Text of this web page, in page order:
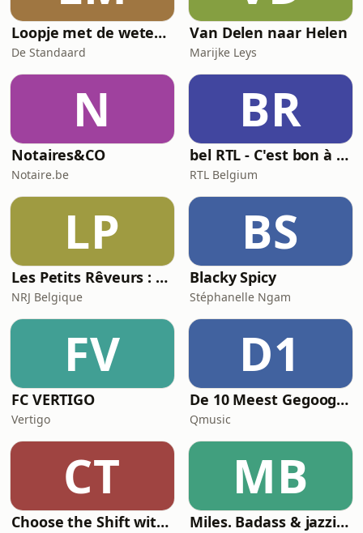
Loopje met de wetenschap
De Standaard
Van Delen naar Helen
Marijke Leys
N
Notaires&CO
Notaire.be
BR
bel RTL - C'est bon à savoir
RTL Belgium
LP
Les Petits Rêveurs : histoires et aventures pour enfants
NRJ Belgique
BS
Blacky Spicy
Stéphanelle Ngam
FV
FC VERTIGO
Vertigo
D1
De 10 Meest Gegoogelde Vragen Over…
Qmusic
CT
Choose the Shift with Marilien Poelmans
MB
Miles. Badass & jazzicoon